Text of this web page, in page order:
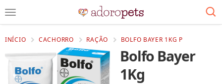
INÍCIO CACHORRO RAÇÃO BOLFO BAYER 1KG P
Bolfo Bayer
1Kg